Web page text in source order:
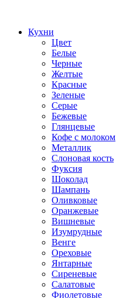
Кухни
Цвет
Белые
Черные
Желтые
Красные
Зеленые
Серые
Бежевые
Глянцевые
Кофе с молоком
Металлик
Слоновая кость
Фуксия
Шоколад
Шампань
Оливковые
Оранжевые
Вишневые
Изумрудные
Венге
Ореховые
Янтарные
Сиреневые
Салатовые
Фиолетовые